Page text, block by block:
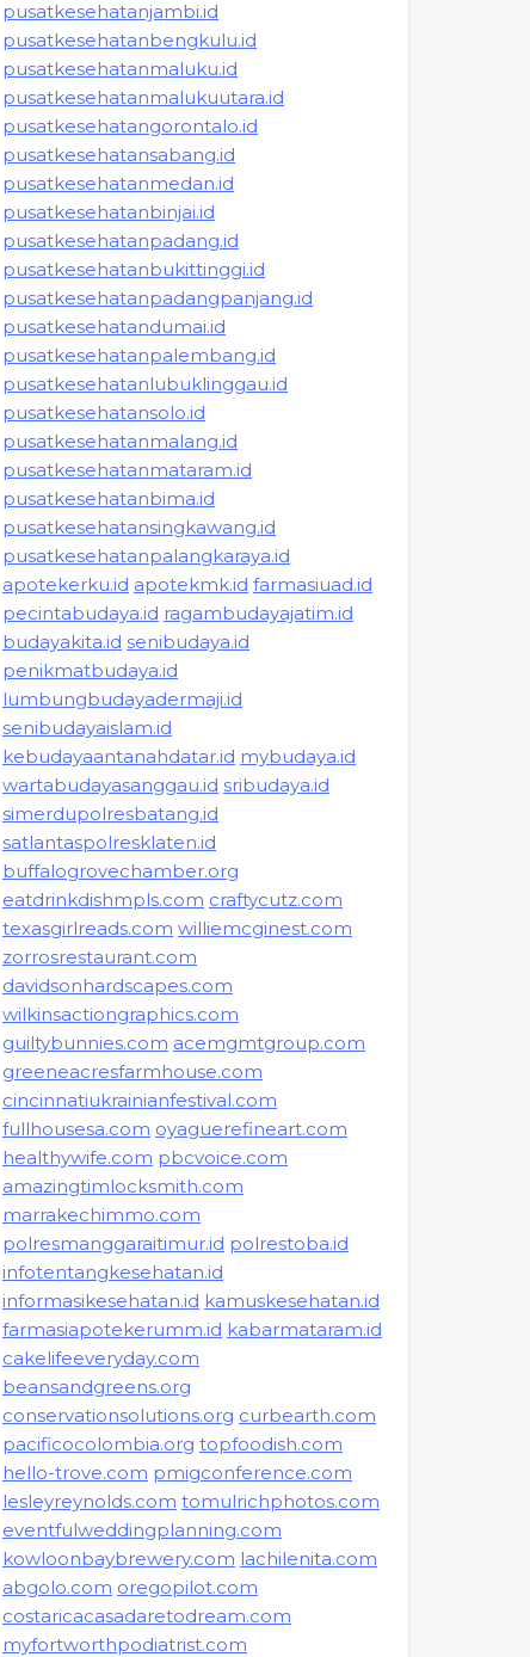
pusatkesehatanjambi.id
pusatkesehatanbengkulu.id
pusatkesehatanmaluku.id
pusatkesehatanmalukuutara.id
pusatkesehatangorontalo.id
pusatkesehatansabang.id
pusatkesehatanmedan.id
pusatkesehatanbinjai.id
pusatkesehatanpadang.id
pusatkesehatanbukittinggi.id
pusatkesehatanpadangpanjang.id
pusatkesehatandumai.id
pusatkesehatanpalembang.id
pusatkesehatanlubuklinggau.id
pusatkesehatansolo.id
pusatkesehatanmalang.id
pusatkesehatanmataram.id
pusatkesehatanbima.id
pusatkesehatansingkawang.id
pusatkesehatanpalangkaraya.id
apotekerku.id apotekmk.id farmasiuad.id
pecintabudaya.id ragambudayajatim.id
budayakita.id senibudaya.id
penikmatbudaya.id
lumbungbudayadermaji.id
senibudayaislam.id
kebudayaantanahdatar.id mybudaya.id
wartabudayasanggau.id sribudaya.id
simerdupolresbatang.id
satlantaspolresklaten.id
buffalogrovechamber.org
eatdrinkdishmpls.com craftycutz.com
texasgirlreads.com williemcginest.com
zorrosrestaurant.com
davidsonhardscapes.com
wilkinsactiongraphics.com
guiltybunnies.com acemgmtgroup.com
greeneacresfarmhouse.com
cincinnatiukrainianfestival.com
fullhousesa.com oyaguerefineart.com
healthywife.com pbcvoice.com
amazingtimlocksmith.com
marrakechimmo.com
polresmanggaraitimur.id polrestoba.id
infotentangkesehatan.id
informasikesehatan.id kamuskesehatan.id
farmasiapotekerumm.id kabarmataram.id
cakelifeeveryday.com
beansandgreens.org
conservationsolutions.org curbearth.com
pacificocolombia.org topfoodish.com
hello-trove.com pmigconference.com
lesleyreynolds.com tomulrichphotos.com
eventfulweddingplanning.com
kowloonbaybrewery.com lachilenita.com
abgolo.com oregopilot.com
costaricacasadaretodream.com
myfortworthpodiatrist.com